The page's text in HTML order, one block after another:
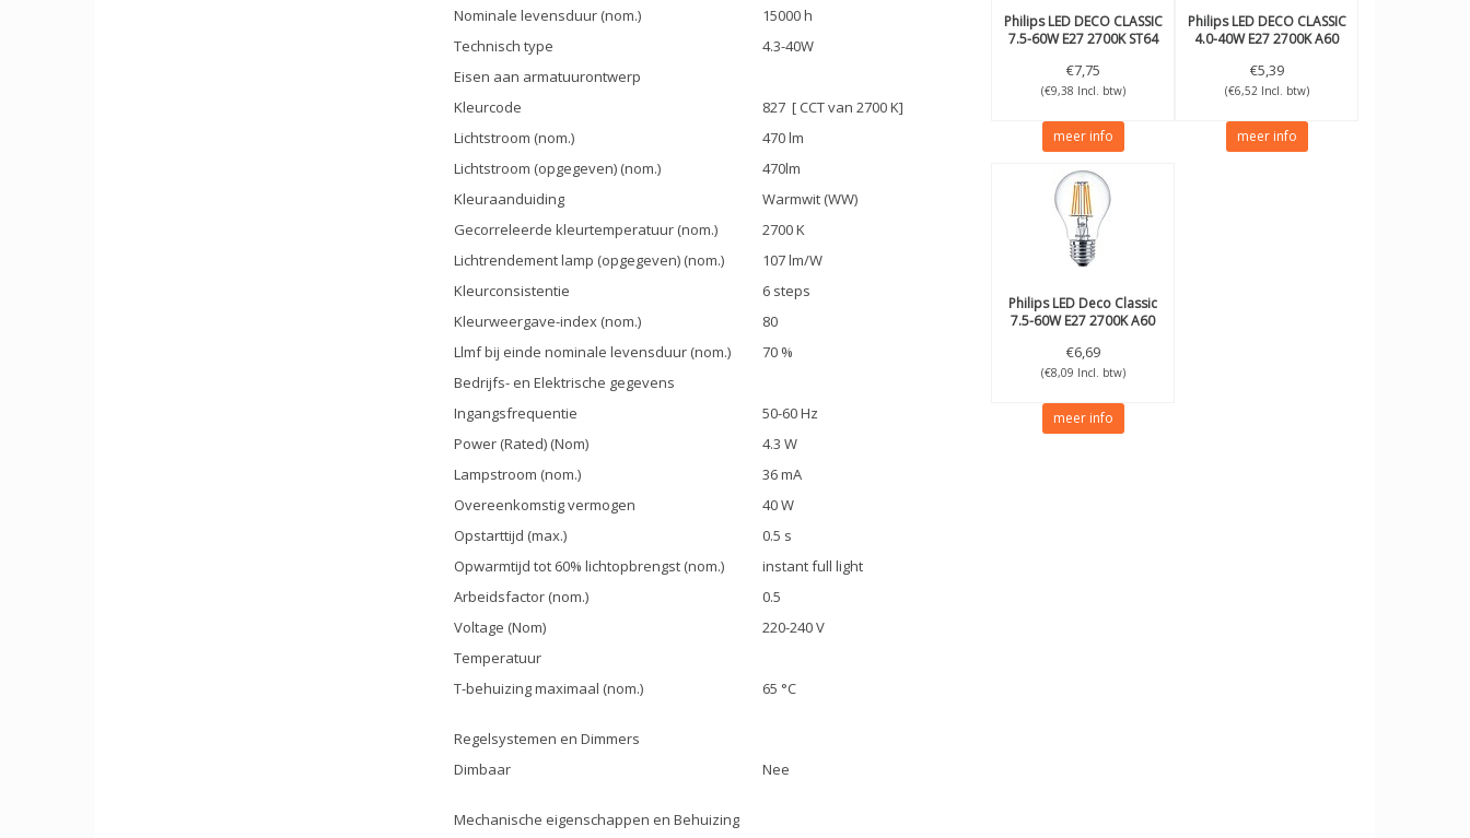
Nominale levensduur (nom.)
15000 h
Technisch type
4.3-40W
Eisen aan armatuurontwerp
Kleurcode
827 [ CCT van 2700 K]
Lichtstroom (nom.)
470 lm
Lichtstroom (opgegeven) (nom.)
470lm
Kleuraanduiding
Warmwit (WW)
Gecorreleerde kleurtemperatuur (nom.)
2700 K
Lichtrendement lamp (opgegeven) (nom.)
107 lm/W
Kleurconsistentie
6 steps
Kleurweergave-index (nom.)
80
Llmf bij einde nominale levensduur (nom.)
70 %
Bedrijfs- en Elektrische gegevens
Ingangsfrequentie
50-60 Hz
Power (Rated) (Nom)
4.3 W
Lampstroom (nom.)
36 mA
Overeenkomstig vermogen
40 W
Opstarttijd (max.)
0.5 s
Opwarmtijd tot 60% lichtopbrengst (nom.)
instant full light
Arbeidsfactor (nom.)
0.5
Voltage (Nom)
220-240 V
Temperatuur
T-behuizing maximaal (nom.)
65 °C
Regelsystemen en Dimmers
Dimbaar
Nee
Mechanische eigenschappen en Behuizing
PhilipsLED DECO CLASSIC
7.5-60W E27 2700K ST64
€7,75
(€9,38 Incl. btw)
meer info
PhilipsLED DECO CLASSIC
4.0-40W E27 2700K A60
€5,39
(€6,52 Incl. btw)
meer info
PhilipsLED Deco Classic
7.5-60W E27 2700K A60
€6,69
(€8,09 Incl. btw)
meer info